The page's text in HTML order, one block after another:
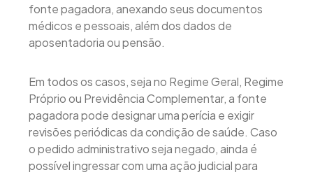
fonte pagadora, anexando seus documentos
médicos e pessoais, além dos dados de
aposentadoria ou pensão.
Em todos os casos, seja no Regime Geral, Regime
Próprio ou Previdência Complementar, a fonte
pagadora pode designar uma perícia e exigir
revisões periódicas da condição de saúde. Caso
o pedido administrativo seja negado, ainda é
possível ingressar com uma ação judicial para